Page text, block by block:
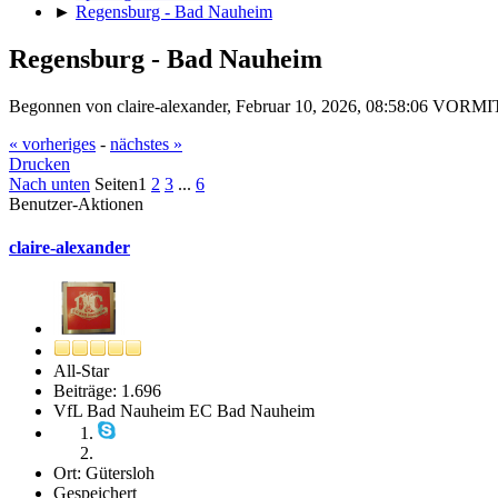
► Regensburg - Bad Nauheim
Regensburg - Bad Nauheim
Begonnen von claire-alexander, Februar 10, 2026, 08:58:06
« vorheriges - nächstes »
Drucken
Nach unten Seiten1 2 3 ... 6
Benutzer-Aktionen
claire-alexander
All-Star
Beiträge: 1.696
VfL Bad Nauheim EC Bad Nauheim
Ort: Gütersloh
Gespeichert